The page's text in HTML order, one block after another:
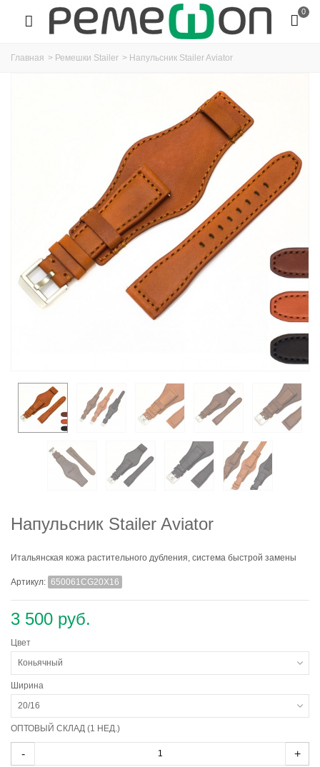
0
Главная > Ремешки Stailer > Напульсник Stailer Aviator
Напульсник Stailer Aviator
Итальянская кожа растительного дубления, система быстрой замены
Артикул: 650061CG20X16
3 500 руб.
Цвет
Коньячный
Ширина
20/16
ОПТОВЫЙ СКЛАД (1 НЕД.)
- +